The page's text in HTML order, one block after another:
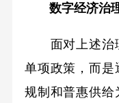
数字经济治理
面对上述治理
单项政策，而是
规制和普惠供给